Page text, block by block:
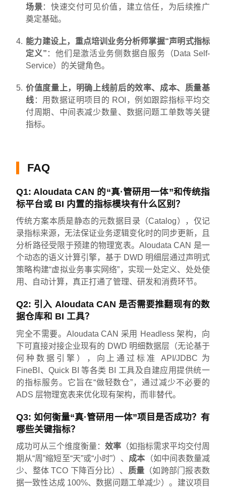
场景：快速交付可见价值，建立信任，为后续推广
奠定基础。
能力建设上，重点培训业务分析师掌握“声明式指标
定义” ：他们是激活业务侧数据自服务（Data Self-
Service）的关键角色。
价值度量上，明确上线前后的效率、成本、质量基
线 ：用数据证明项目的 ROI，例如跟踪指标平均交
付周期、中间表减少数量、数据问题工单数等关键
指标。
FAQ
Q1: Aloudata CAN 的“真·管研用一体”和传统指
标平台或 BI 内置的指标模块有什么区别？
传统方案本质是静态的元数据目录（Catalog），仅记
录指标来源，无法保证业务逻辑变化时的同步更新，且
分析路径受限于预建的物理宽表。Aloudata CAN 是一
个动态的语义计算引擎，基于 DWD 明细层通过声明式
策略构建“虚拟业务事实网络”，实现一处定义、处处使
用、自动计算，真正打通了管理、研发和消费环节。
Q2: 引入 Aloudata CAN 是否需要推翻现有的数
据仓库和 BI 工具？
完全不需要。Aloudata CAN 采用 Headless 架构，向
下可直接对接企业现有的 DWD 明细数据层（无论基于
何种数据引擎），向上通过标准 API/JDBC 为
FineBI、Quick BI 等各类 BI 工具及自建应用提供统一
的指标服务。它旨在“做轻数仓”，通过减少不必要的
ADS 层物理宽表来优化现有架构，而非替代。
Q3: 如何衡量“真·管研用一体”项目是否成功？有
哪些关键指标？
成功可从三个维度衡量： 效率 （如指标需求平均交付周
期从“周”缩短至“天”或“小时”）、 成本 （如中间表数量减
少、整体 TCO 下降百分比）、 质量 （如跨部门报表数
据一致性达成 100%、数据问题工单减少）。建议项目